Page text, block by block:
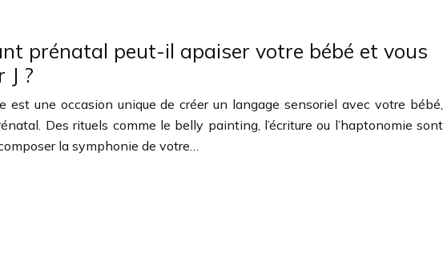
prénatal peut-il apaiser votre bébé et vous
J ?
est une occasion unique de créer un langage sensoriel avec votre bébé,
Des rituels comme le belly painting, l’écriture ou l’haptonomie sont
la symphonie de votre…